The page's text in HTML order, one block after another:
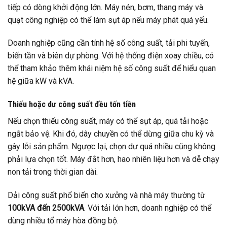
tiếp có dòng khởi động lớn. Máy nén, bơm, thang máy và
quạt công nghiệp có thể làm sụt áp nếu máy phát quá yếu.
Doanh nghiệp cũng cần tính hệ số công suất, tải phi tuyến,
biến tần và biên dự phòng. Với hệ thống điện xoay chiều, có
thể tham khảo thêm khái niệm hệ số công suất để hiểu quan
hệ giữa kW và kVA.
Thiếu hoặc dư công suất đều tốn tiền
Nếu chọn thiếu công suất, máy có thể sụt áp, quá tải hoặc
ngắt bảo vệ. Khi đó, dây chuyền có thể dừng giữa chu kỳ và
gây lỗi sản phẩm. Ngược lại, chọn dư quá nhiều cũng không
phải lựa chọn tốt. Máy đắt hơn, hao nhiên liệu hơn và dễ chạy
non tải trong thời gian dài.
Dải công suất phổ biến cho xưởng và nhà máy thường từ
100kVA đến 2500kVA. Với tải lớn hơn, doanh nghiệp có thể
dùng nhiều tổ máy hòa đồng bộ.